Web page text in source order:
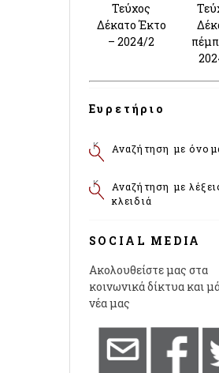
Τεύχος
Δέκατο Έκτο
– 2024/2
Ευρετήριο
Αναζήτηση με
Αναζήτηση με
κλειδιά
SOCIAL MEDIA
Ακολουθείστε μας στα
κοινωνικά δίκτυα και
νέα μας